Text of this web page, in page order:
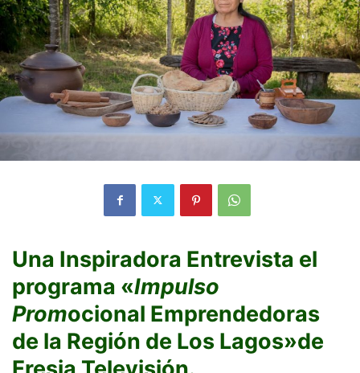
Una Inspiradora Entrevista el
programa «Impulso
Promocional Emprendedoras
de la Región de Los Lagos»de